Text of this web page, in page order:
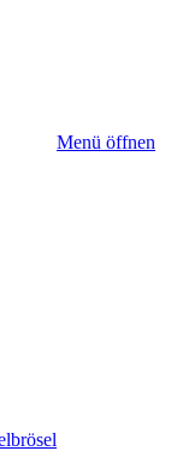
Menü öffnen